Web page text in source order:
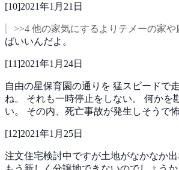
[10]2021年1月21日
>>4 他の家気にするよりテメーの家や
ばいいんだよ。
[11]2021年1月24日
自由の星保育園の通りを 猛スピードで
ね。 それも一時停止をしない。 何かを
い。 その内、死亡事故が発生しそうで
[12]2021年1月25日
注文住宅検討中ですが土地がなかなか